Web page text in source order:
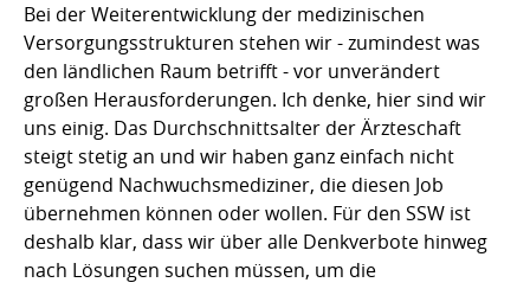
Bei der Weiterentwicklung der medizinischen
Versorgungsstrukturen stehen wir - zumindest was
den ländlichen Raum betrifft - vor unverändert
großen Herausforderungen. Ich denke, hier sind wir
uns einig. Das Durchschnittsalter der Ärzteschaft
steigt stetig an und wir haben ganz einfach nicht
genügend Nachwuchsmediziner, die diesen Job
übernehmen können oder wollen. Für den SSW ist
deshalb klar, dass wir über alle Denkverbote hinweg
nach Lösungen suchen müssen, um die